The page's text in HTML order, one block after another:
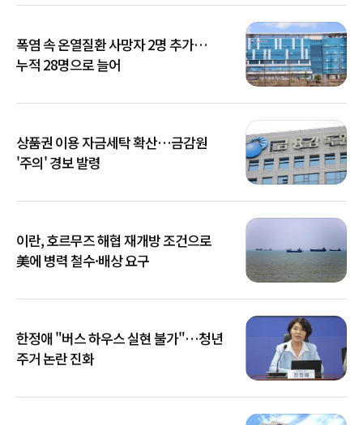
폭염 속 온열질환 사망자 2명 추가…
누적 28명으로 늘어
상품권 이용 자금세탁 확산…금감원
'주의' 경보 발령
이란, 호르무즈 해협 재개방 조건으로
美에 병력 철수·배상 요구
한정애 "버스 하우스 실현 불가"…청년
주거 논란 진화